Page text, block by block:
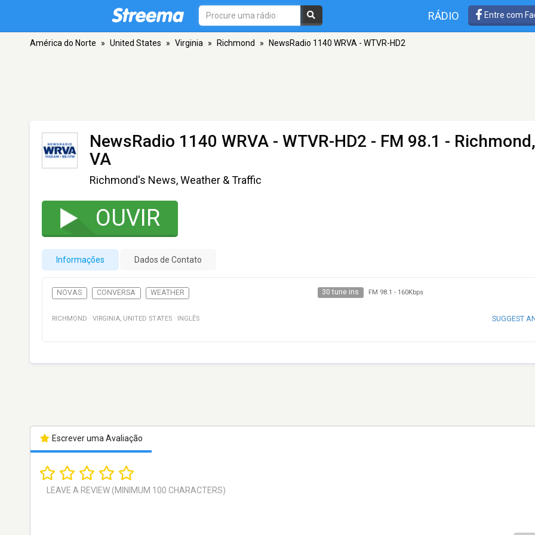
RÁDIO Entre com
América do Norte » United States » Virginia » Richmond » NewsRadio 1140 WRVA - WTVR-HD2
NewsRadio 1140 WRVA - WTVR-HD2 - FM 98.1 - Richmond,
VA
Richmond's News, Weather & Traffic
OUVIR
Informações Dados de Contato
NOVAS CONVERSA WEATHER 30 tune ins FM 98.1 - 160Kbps
RICHMOND · VIRGINIA, UNITED STATES · INGLÊS SUGGEST
Escrever uma Avaliação